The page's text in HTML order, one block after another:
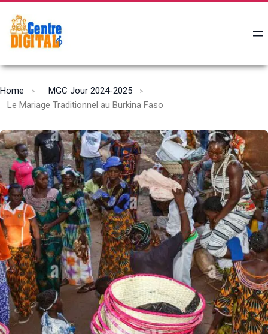
Home
MGC Jour 2024-2025
Le Mariage Traditionnel au Burkina Faso